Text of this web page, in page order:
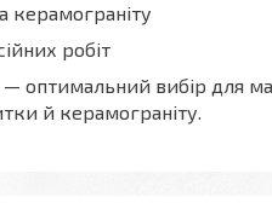
керамограніту
робіт
— оптимальний вибір для
й керамограніту.